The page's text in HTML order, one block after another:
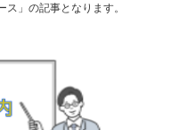
」の記事となります。